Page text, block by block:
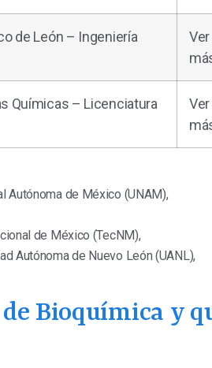
de León – Ingeniería
Ver
Químicas – Licenciatura
Ver
Autónoma de México (UNAM),
de México (TecNM),
Autónoma de Nuevo León (UANL),
Bioquímica y